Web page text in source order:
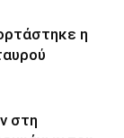
η
στη